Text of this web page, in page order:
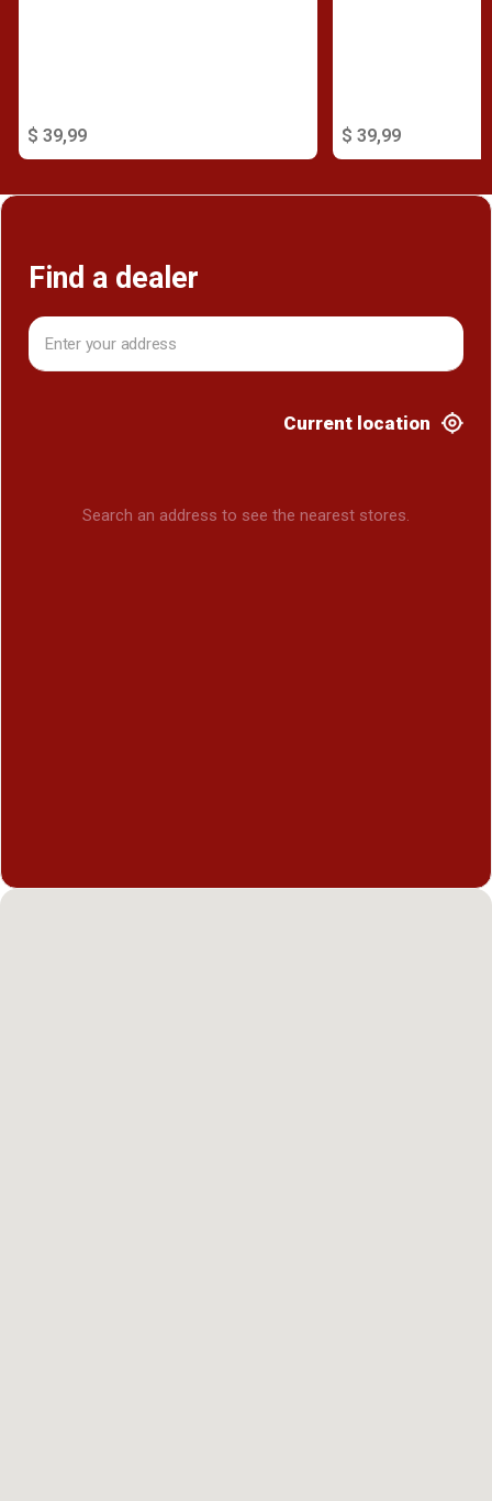
$ 39,99 $ 39,99
Find a dealer
Current location
Search an address to see the nearest stores.